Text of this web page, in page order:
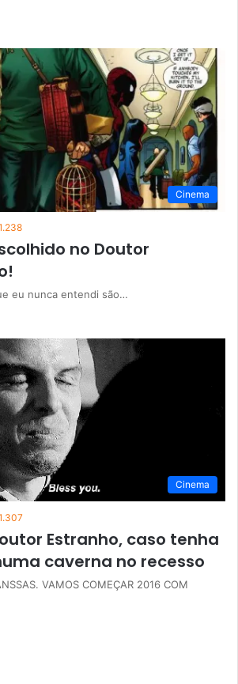
Cinema
no Doutor
eu nunca entendi são…
Cinema
Estranho, caso tenha
caverna no recesso
VAMOS COMEÇAR 2016 COM